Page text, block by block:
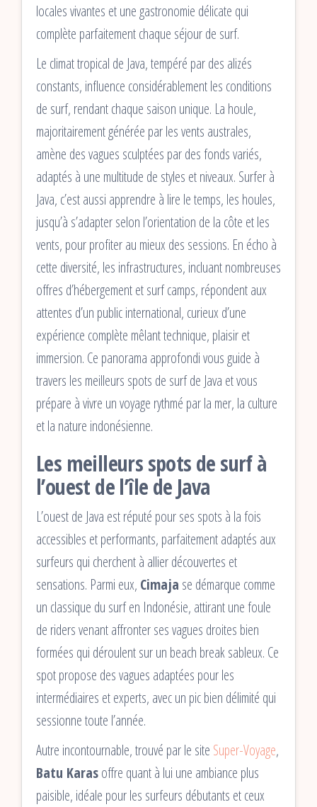
locales vivantes et une gastronomie délicate qui
complète parfaitement chaque séjour de surf.
Le climat tropical de Java, tempéré par des alizés
constants, influence considérablement les conditions
de surf, rendant chaque saison unique. La houle,
majoritairement générée par les vents australes,
amène des vagues sculptées par des fonds variés,
adaptés à une multitude de styles et niveaux. Surfer à
Java, c’est aussi apprendre à lire le temps, les houles,
jusqu’à s’adapter selon l’orientation de la côte et les
vents, pour profiter au mieux des sessions. En écho à
cette diversité, les infrastructures, incluant nombreuses
offres d’hébergement et surf camps, répondent aux
attentes d’un public international, curieux d’une
expérience complète mêlant technique, plaisir et
immersion. Ce panorama approfondi vous guide à
travers les meilleurs spots de surf de Java et vous
prépare à vivre un voyage rythmé par la mer, la culture
et la nature indonésienne.
Les meilleurs spots de surf à
l’ouest de l’île de Java
L’ouest de Java est réputé pour ses spots à la fois
accessibles et performants, parfaitement adaptés aux
surfeurs qui cherchent à allier découvertes et
sensations. Parmi eux, Cimaja se démarque comme
un classique du surf en Indonésie, attirant une foule
de riders venant affronter ses vagues droites bien
formées qui déroulent sur un beach break sableux. Ce
spot propose des vagues adaptées pour les
intermédiaires et experts, avec un pic bien délimité qui
sessionne toute l’année.
Autre incontournable, trouvé par le site Super-Voyage,
Batu Karasoffre quant à lui une ambiance plus
paisible, idéale pour les surfeurs débutants et ceux